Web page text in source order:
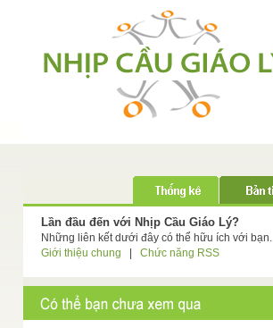
Lần đầu đến với Nhịp Cầu Giáo Lý?
Những liên kết dưới đây có thể hữu ích với bạn.
Giới thiệu chung
Chức năng RSS